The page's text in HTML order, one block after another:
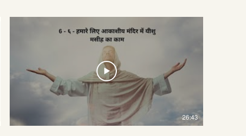
www.advertenciafinal.com का दौरा ज़रूर करें।
26:43